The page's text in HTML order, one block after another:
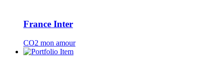
France Inter
CO2 mon amour